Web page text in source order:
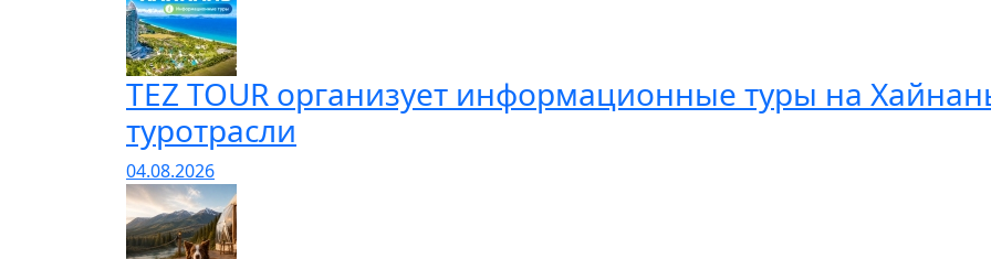
TEZ TOUR организует информационные туры на
туротрасли
04.08.2026